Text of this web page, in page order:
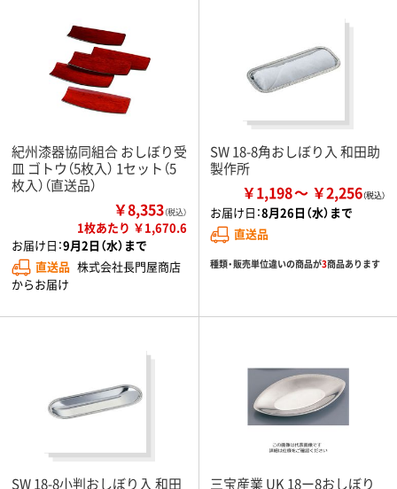
紀州漆器協同組合 おしぼり受
皿 ゴトウ（5枚入） 1セット（5
枚入）（直送品）
￥8,353（税込）
1枚あたり ￥1,670.6
お届け日：9月2日（水）まで
直送品 株式会社長門屋商店
からお届け
SW 18-8角おしぼり入 和田助
製作所
￥1,198 ￥2,256
お届け日：8月26日（水）まで
直送品
種類・販売単位違いの商品が3商品あります
SW 18-8小判おしぼり入 和田 三宝産業 UK 18ー8おしぼり